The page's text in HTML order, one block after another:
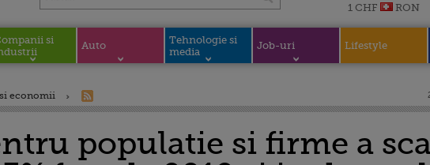
1 CHF
RON
si
Auto
Tehnologie si
media
Job-uri Lifestyle
economii
populatie si firme a